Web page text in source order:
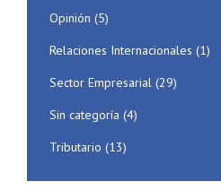
Opinión (5)
Relaciones Internacionales (1)
Sector Empresarial (29)
Sin categoría (4)
Tributario (13)